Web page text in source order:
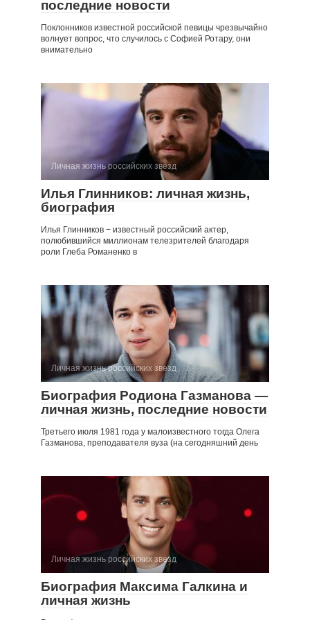
последние новости
Поклонников известной российской певицы чрезвычайно
волнует вопрос, что случилось с Софией Ротару, они
внимательно
Личная жизнь российских звезд
Илья Глинников: личная жизнь,
биография
Илья Глинников − известный российский актер,
полюбившийся миллионам телезрителей благодаря
роли Глеба Романенко в
Личная жизнь российских звезд
Биография Родиона Газманова —
личная жизнь, последние новости
Третьего июля 1981 года у малоизвестного тогда Олега
Газманова, преподавателя вуза (на сегодняшний день
Личная жизнь российских звезд
Биография Максима Галкина и
личная жизнь